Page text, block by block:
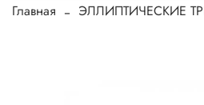
Главная ЭЛЛИПТИЧЕСКИЕ